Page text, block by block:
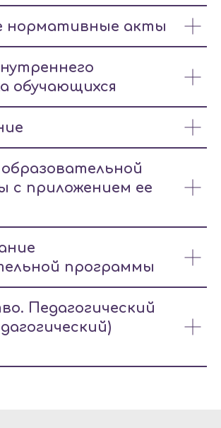
нормативные акты
обучающихся
с приложением ее
программы
Педагогический